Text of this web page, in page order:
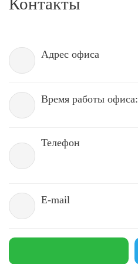
Адрес офиса
Время работы офиса:
Телефон
E-mail